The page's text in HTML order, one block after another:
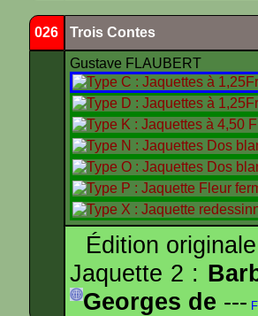
026 Trois Contes
Gustave FLAUBERT
Édition
Jaquette 2 :
Georges de ---